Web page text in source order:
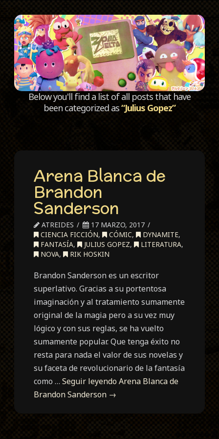
Below you'll find a list of all posts that have
been categorized as“Julius Gopez”
Arena Blanca de
Brandon
Sanderson
ATREIDES
17 MARZO, 2017
CIENCIA FICCIÓN, CÓMIC, DYNAMITE,
FANTASÍA, JULIUS GOPEZ, LITERATURA,
NOVA, RIK HOSKIN
Brandon Sanderson es un escritor
superlativo. Gracias a su portentosa
imaginación y al tratamiento sumamente
original de la magia pero a su vez muy
lógico y con sus reglas, se ha vuelto
sumamente popular. Que tenga éxito no
resta para nada el valor de sus novelas y
su faceta de revolucionario de la fantasía
como …Seguir leyendoArena Blanca de
Brandon Sanderson →